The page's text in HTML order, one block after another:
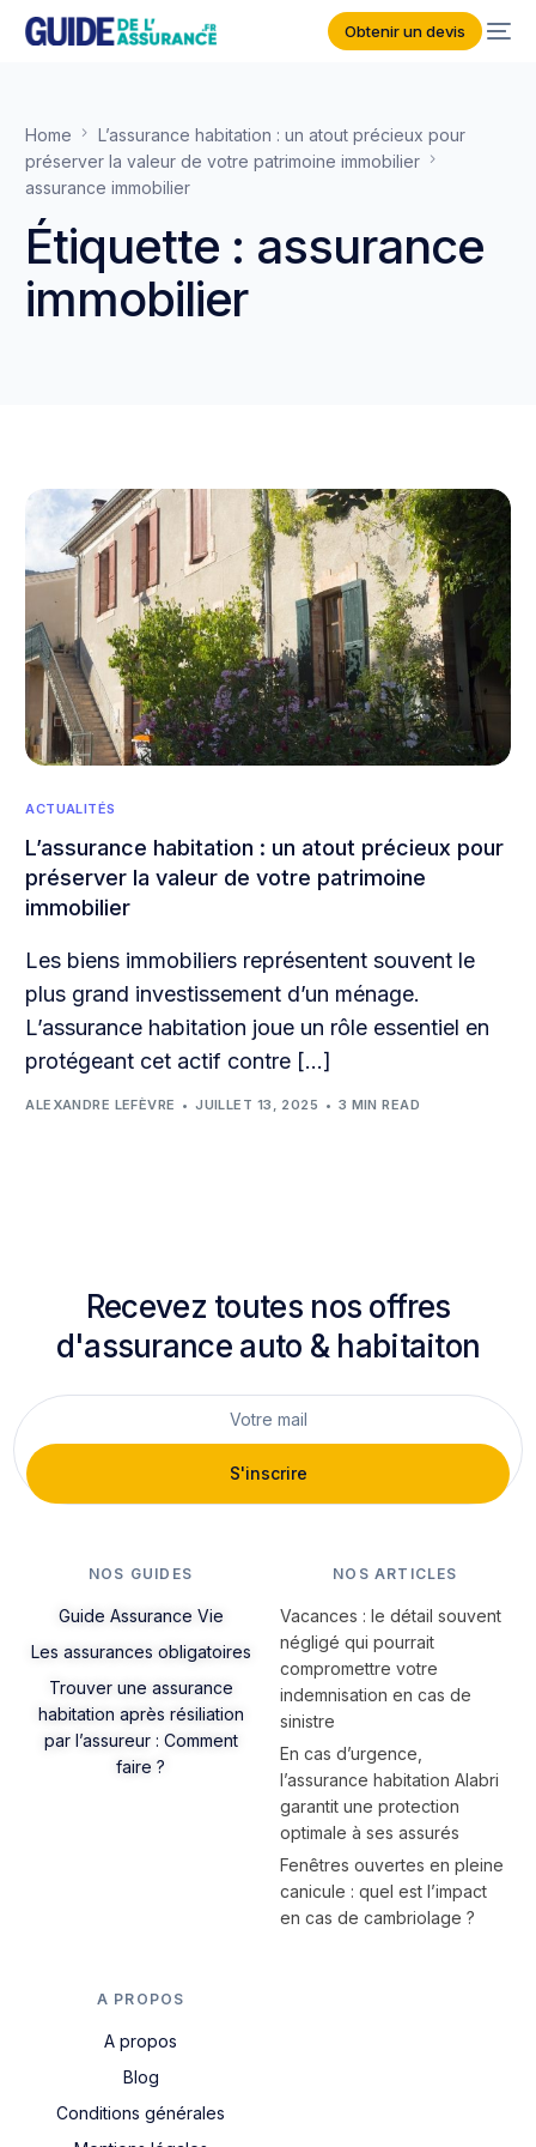
Obtenir un devis
Home
L’assurance habitation : un atout précieux pour
préserver la valeur de votre patrimoine immobilier
assurance immobilier
Étiquette : assurance
immobilier
ACTUALITÉS
L’assurance habitation : un atout précieux pour
préserver la valeur de votre patrimoine
immobilier
Les biens immobiliers représentent souvent le
plus grand investissement d’un ménage.
L’assurance habitation joue un rôle essentiel en
protégeant cet actif contre […]
ALEXANDRE LEFÈVRE JUILLET 13, 2025 3 MIN READ
Recevez toutes nos offres
d'assurance auto & habitaiton
S'inscrire
NOS GUIDES
Guide Assurance Vie
Les assurances obligatoires
Trouver une assurance
habitation après résiliation
par l’assureur : Comment
faire ?
NOS ARTICLES
Vacances : le détail souvent
négligé qui pourrait
compromettre votre
indemnisation en cas de
sinistre
En cas d’urgence,
l’assurance habitation Alabri
garantit une protection
optimale à ses assurés
Fenêtres ouvertes en pleine
canicule : quel est l’impact
en cas de cambriolage ?
A PROPOS
A propos
Blog
Conditions générales